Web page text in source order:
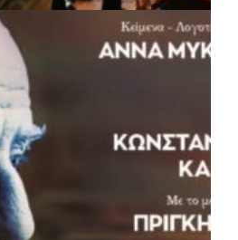
· 16:17
Orkestar στα
Δήμου Αριστοτέλη